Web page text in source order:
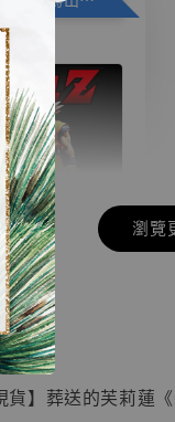
現貨】七龍珠
藏雕像 悟空
紀念款 [奇蹟
]
- +
瀏覽
】
貨】葬送的芙莉